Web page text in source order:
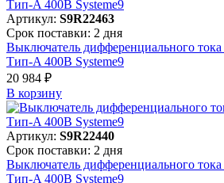
Артикул: S9R22463
Срок поставки: 2 дня
Выключатель дифференциального
Тип-A 400В Systeme9
20 984 ₽
В корзинy
Артикул: S9R22440
Срок поставки: 2 дня
Выключатель дифференциального
Тип-A 400В Systeme9